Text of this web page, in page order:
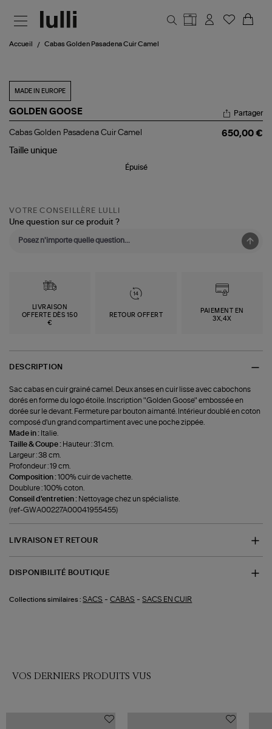
Accueil Cabas Golden Pasadena Cuir Camel
MADE IN EUROPE
GOLDEN GOOSE
Cabas
Pasadena
Partager
Cabas Golden Pasadena Cuir Camel
650,00 €
Taille unique
Épuisé
VOTRE CONSEILLÈRE LULLI
Une question sur ce produit ?
LIVRAISON
OFFERTE DÈS 150
€
RETOUR OFFERT
PAIEMENT EN
3X,4X
DESCRIPTION
Sac cabas en cuir grainé camel. Deux anses en cuir lisse avec cabochons
dorés en forme du logo étoile. Inscription "Golden Goose" embossée en
dorée sur le devant. Fermeture par bouton aimanté. Intérieur doublé en coton
composé d'un grand compartiment avec une poche zippée.
Made in : Italie.
Taille & Coupe : Hauteur : 31 cm.
Largeur : 38 cm.
Profondeur : 19 cm.
Composition :100% cuir de vachette.
Doublure : 100% coton.
Conseil d'entretien : Nettoyage chez un spécialiste.
(ref-GWA00227A00041955455)
LIVRAISON ET RETOUR
DISPONIBILITÉ BOUTIQUE
Collections similaires : SACS -CABAS -SACS EN CUIR
VOS DERNIERS PRODUITS VUS